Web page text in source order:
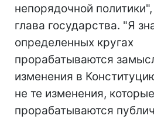
непорядочной
глава государства. "Я
определенных кругах
прорабатываются
изменения в
не те изменения,
прорабатываются